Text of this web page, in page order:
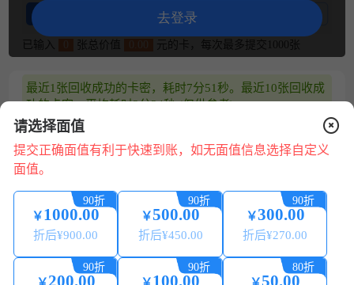
去登录
已输入 张总价值 元的卡，每次最多提交1000张
最近1张回收成功的卡密，耗时7分51秒。最近10张回收成
功的卡密，平均耗时3分34秒 (仅供参考)
兑换说明
1.平台24小时可提交兑换，可随时提现，系统自动处理。
3.卡券来源正规合法:提现秒到账 微信、支付宝提现0费用。
4.为保证您的账户安全，请配合平台做好相关身份认证，提
现必须保持实名账号一致。
赃、诈骗、洗钱等违法犯罪活动。
6.如有回收问题，请点在线咨询（在线客服 QQ 微信 电话）
请选择面值
提交正确面值有利于快速到账，如无面值信息选择自定义
面值。
￥1000.00
折后¥900.00
90折
￥500.00
折后¥450.00
90折
￥300.00
折后¥270.00
90折
200.00
90折
100.00
90折
50.00
80折